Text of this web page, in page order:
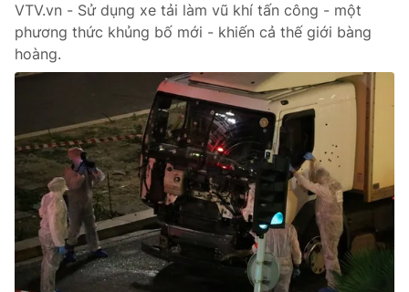
Liên hệ tòa soạn English
THỜI BÁO VTV
Theo dõi báo trên
Cơ quan chủ quản:Đài Truyền hình Việt Nam
Cơ quan báo chí:
Thời báo VTV
VTV.vn - Sử dụng xe tải làm vũ khí tấn công - một
phương thức khủng bố mới - khiến cả thế giới bàng
hoàng.